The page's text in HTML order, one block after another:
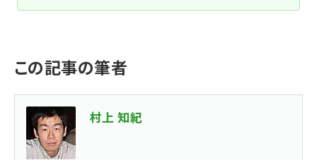
この記事の筆者
村上 知紀